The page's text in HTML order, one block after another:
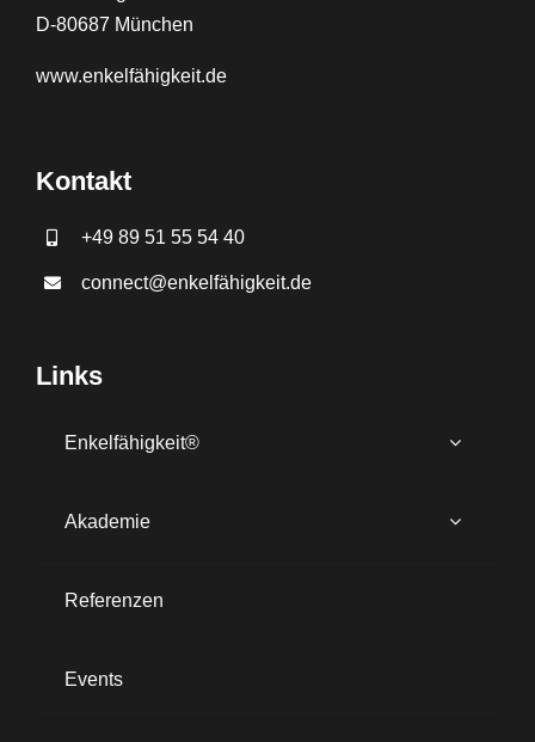
D-80687 München
www.enkelfähigkeit.de
Kontakt
+49 89 51 55 54 40
connect@enkelfähigkeit.de
Links
Enkelfähigkeit®
Akademie
Referenzen
Events